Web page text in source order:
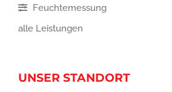
Feuchtemessung
alle Leistungen
UNSER STANDORT